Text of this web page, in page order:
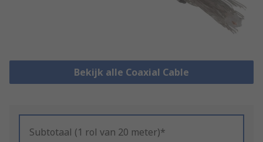
Bekijk alle Coaxial Cable
Subtotaal (1 rol van 20 meter)*